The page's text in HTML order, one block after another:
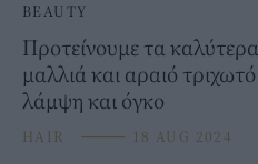
BEAUTY
Προτείνουμε τα
μαλλιά και αραιό
λάμψη και όγκο
HAIR ⸻ 18 AUG 2024